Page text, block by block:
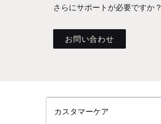
さらにサポートが必要ですか
お問い合わせ
カスタマーケア